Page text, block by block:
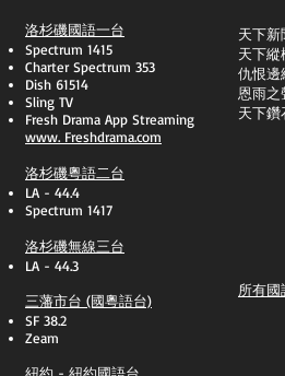
洛杉磯國語一台
Spectrum 1415
Charter Spectrum 353
Dish 61514
Sling TV
​Fresh Drama App Streaming
www. Freshdrama.com
洛杉磯粵語二台
LA - 44.4
Spectrum 1417
洛杉磯無線三台
LA - 44.3
三藩市台 (國粵語台)
SF 38.2
Zeam
天下新
天下縱
仇恨邊
恩雨之
天下鑽
所有